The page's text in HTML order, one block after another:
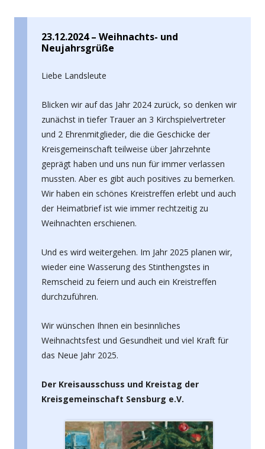
23.12.2024 – Weihnachts- und
Neujahrsgrüße
Liebe Landsleute
Blicken wir auf das Jahr 2024 zurück, so denken wir
zunächst in tiefer Trauer an 3 Kirchspielvertreter
und 2 Ehrenmitglieder, die die Geschicke der
Kreisgemeinschaft teilweise über Jahrzehnte
geprägt haben und uns nun für immer verlassen
mussten. Aber es gibt auch positives zu bemerken.
Wir haben ein schönes Kreistreffen erlebt und auch
der Heimatbrief ist wie immer rechtzeitig zu
Weihnachten erschienen.
Und es wird weitergehen. Im Jahr 2025 planen wir,
wieder eine Wasserung des Stinthengstes in
Remscheid zu feiern und auch ein Kreistreffen
durchzuführen.
Wir wünschen Ihnen ein besinnliches
Weihnachtsfest und Gesundheit und viel Kraft für
das Neue Jahr 2025.
Der Kreisausschuss und Kreistag der
Kreisgemeinschaft Sensburg e.V.